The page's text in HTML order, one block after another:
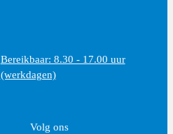
Bereikbaar: 8.30 - 17.00 uur
(werkdagen)
Volg ons